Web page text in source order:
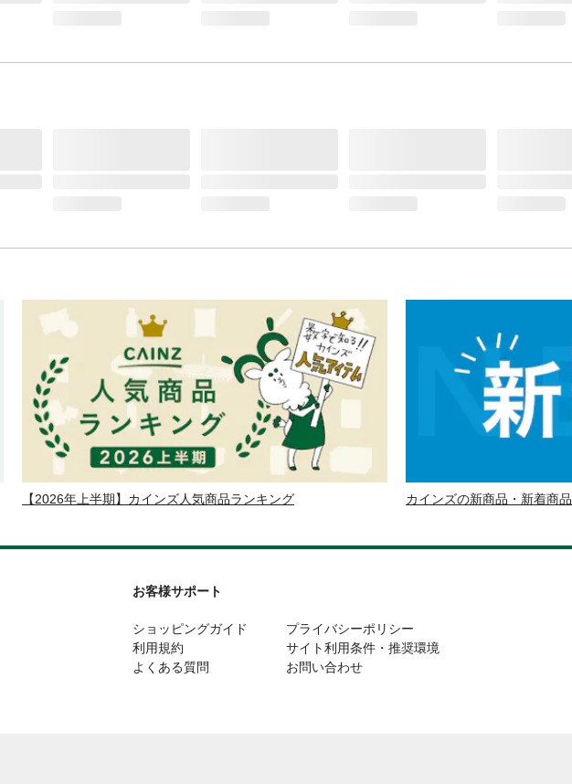
【2026年上半期】カインズ人気商品ランキング カインズの新商品・新着商品
お客様サポート
ショッピングガイド
利用規約
よくある質問
プライバシーポリシー
サイト利用条件・推奨環境
お問い合わせ